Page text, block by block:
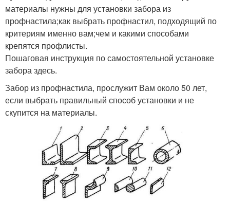
материалы нужны для установки забора из
профнастила;как выбрать профнастил, подходящий по
критериям именно вам;чем и какими способами
крепятся профлисты.
Пошаговая инструкция по самостоятельной установке
забора здесь.
Забор из профнастила, прослужит Вам около 50 лет,
если выбрать правильный способ установки и не
скупится на материалы.